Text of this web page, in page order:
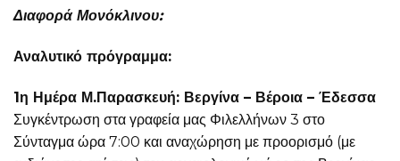
Διαφορά Μονόκλινου:
Αναλυτικό πρόγραμμα:
1η Ημέρα Μ.Παρασκευή: Βεργίνα – Βέροια – Έδεσσα
Συγκέντρωση στα γραφεία μας Φιλελλήνων 3 στο
Σύνταγμα ώρα 7:00 και αναχώρηση με προορισμό (με